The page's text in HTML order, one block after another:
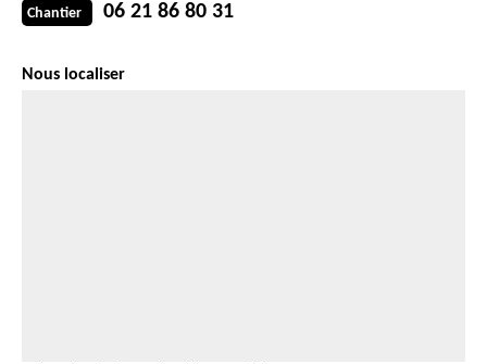
Chantier 06 21 86 80 31
Nous localiser